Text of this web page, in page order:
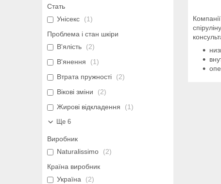
спіруліну
Стать
Унісекс
1
Проблема і стан шкіри
В'ялість
2
В'янення
1
Втрата пружності
2
Вікові зміни
2
Жирові відкладення
1
Ще 6
Виробник
Naturalissimo
2
Країна виробник
Україна
2